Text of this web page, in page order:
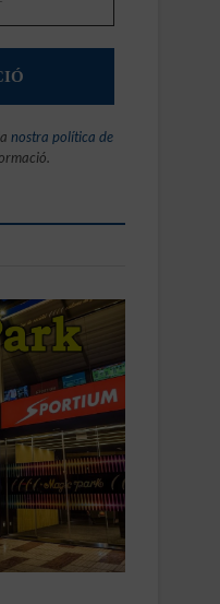
nostra política de